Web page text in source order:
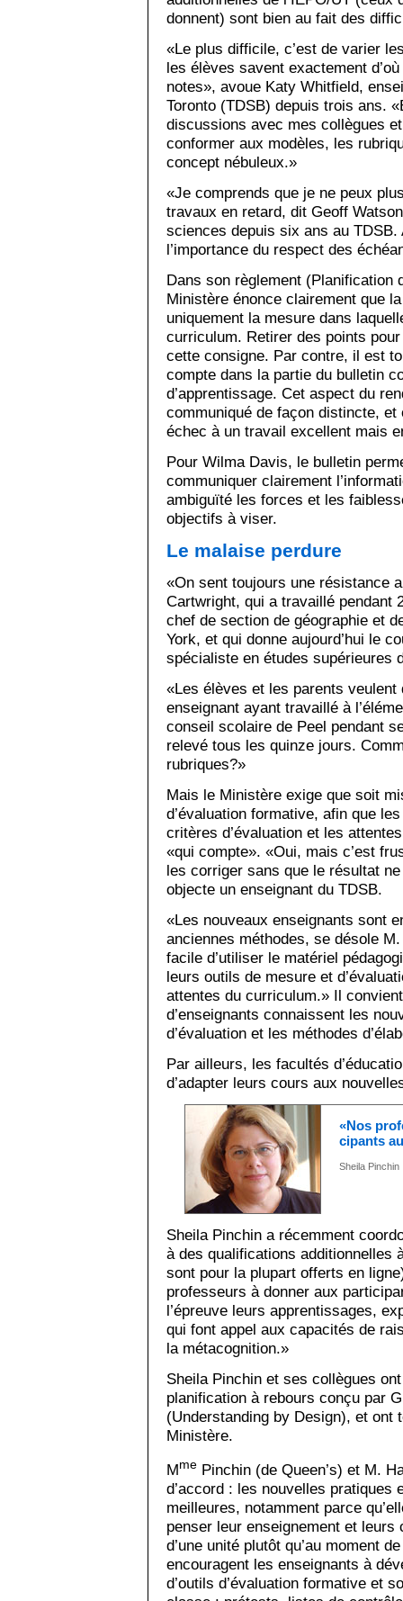
donnent) sont bien au fait des
«Le plus difficile, c’est de varier
les élèves savent exactement
notes», avoue Katy Whitfield,
Toronto (TDSB) depuis trois ans.
discussions avec mes collègues
conformer aux modèles, les
concept nébuleux.»
«Je comprends que je ne peux
travaux en retard, dit Geoff
sciences depuis six ans au
l’importance du respect des
Dans son règlement (Planification
Ministère énonce clairement que
uniquement la mesure dans
curriculum. Retirer des points
cette consigne. Par contre, il est
compte dans la partie du bulletin
d’apprentissage. Cet aspect du
communiqué de façon distincte, et
échec à un travail excellent mais
Pour Wilma Davis, le bulletin
communiquer clairement
ambiguïté les forces et les
objectifs à viser.
Le malaise perdure
«On sent toujours une résistance
Cartwright, qui a travaillé pendant
chef de section de géographie et
York, et qui donne aujourd’hui le
spécialiste en études supérieures
«Les élèves et les parents
enseignant ayant travaillé à
conseil scolaire de Peel pendant
relevé tous les quinze jours.
rubriques?»
Mais le Ministère exige que soit
d’évaluation formative, afin que
critères d’évaluation et les
«qui compte». «Oui, mais c’est
les corriger sans que le résultat
objecte un enseignant du TDSB.
«Les nouveaux enseignants sont
anciennes méthodes, se désole
facile d’utiliser le matériel
leurs outils de mesure et
attentes du curriculum.» Il
d’enseignants connaissent les
d’évaluation et les méthodes
Par ailleurs, les facultés
d’adapter leurs cours aux
«Nos
cipants
Sheila Pinchin
Sheila Pinchin a récemment
à des qualifications additionnelles
sont pour la plupart offerts en
professeurs à donner aux
l’épreuve leurs apprentissages,
qui font appel aux capacités de
la métacognition.»
Sheila Pinchin et ses collègues
planification à rebours conçu par
(Understanding by Design), et ont
Ministère.
Mme Pinchin (de Queen’s) et M.
d’accord : les nouvelles pratiques
meilleures, notamment parce
penser leur enseignement et leurs
d’une unité plutôt qu’au moment
encouragent les enseignants à
d’outils d’évaluation formative et